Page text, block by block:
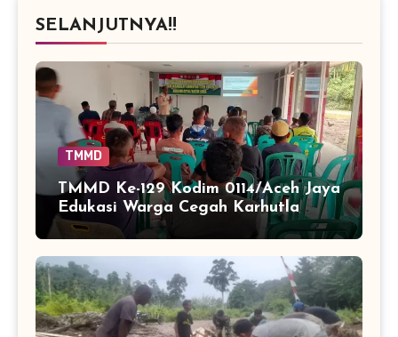
SELANJUTNYA!!
TMMD
TMMD Ke-129 Kodim 0114/Aceh Jaya
Edukasi Warga Cegah Karhutla
Lewat Penyuluhan Hukum